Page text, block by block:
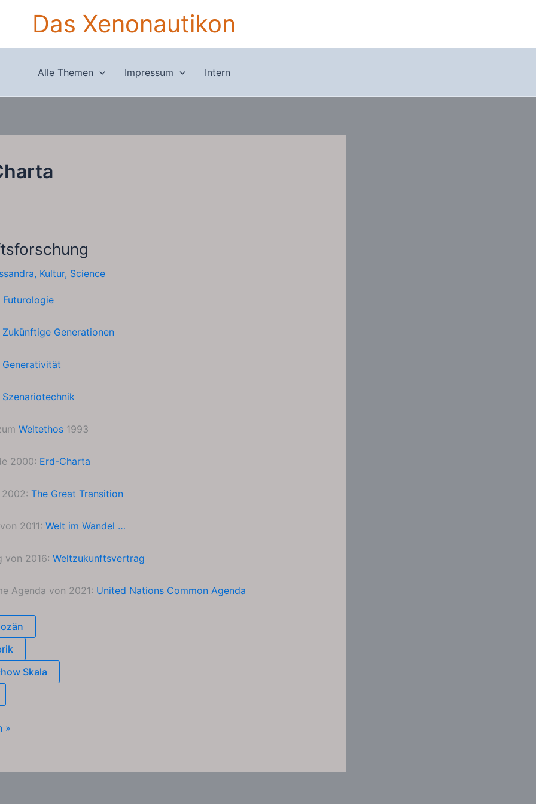
Das Xenonautikon
Alle Themen Impressum Intern
, Kultur, Science
Futurologie
Zukünftige Generationen
Generativität
Szenariotechnik
Weltethos 1993
2000: Erd-Charta
The Great Transition
2011: Welt im Wandel …
von 2016: Weltzukunftsvertrag
Agenda von 2021: United Nations Common Agenda
Skala
»